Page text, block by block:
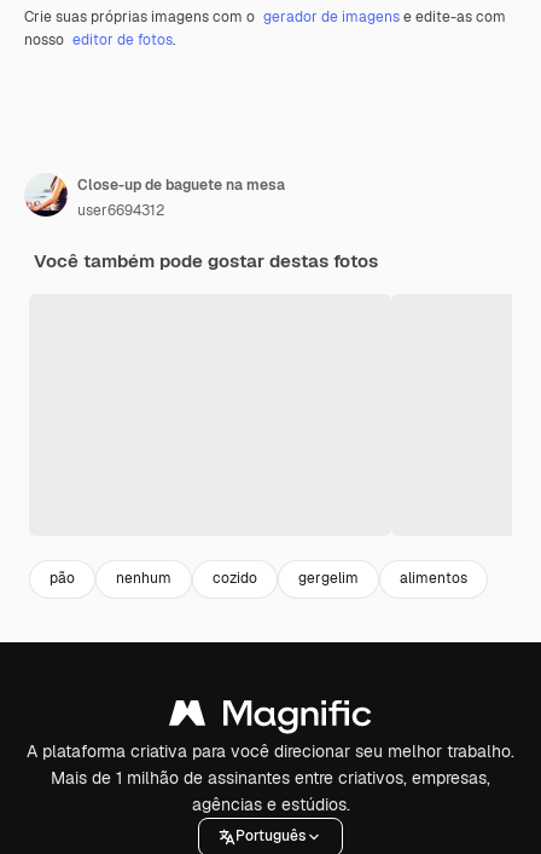
Crie suas próprias imagens com o gerador de imagense edite-as com
nosso editor de fotos.
Close-up de baguete na mesa
user6694312
Você também pode gostar destas fotos
pão nenhum cozido gergelim alimentos
A plataforma criativa para você direcionar seu melhor trabalho.
Mais de 1 milhão de assinantes entre criativos, empresas,
agências e estúdios.
Português